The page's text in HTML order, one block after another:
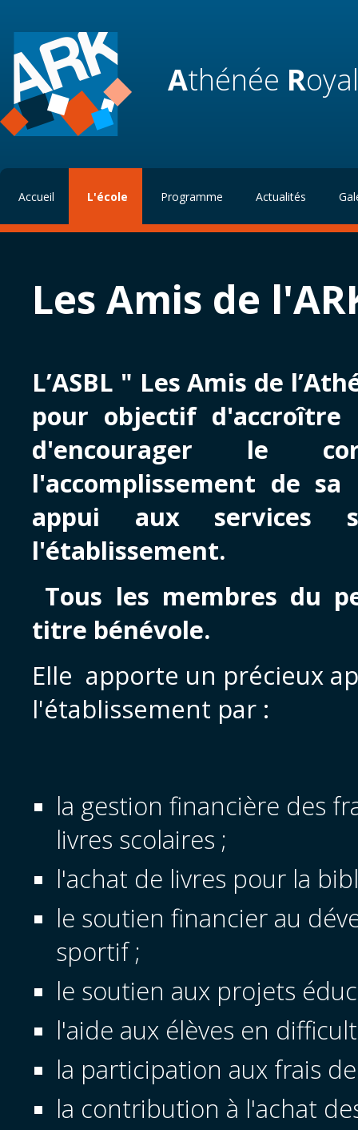
Athénée R
Accueil L'école Programme Actualités
Les Amis de
L’ASBL " Les Amis de
pour objectif d'accroître
d'encourager le
l'accomplissement de
appui aux services
l'établissement.
Tous les membres du
titre bénévole.
Elle apporte un précieux
l'établissement par :
la gestion financière des
livres scolaires ;
l'achat de livres pour la
le soutien financier au
sportif ;
le soutien aux projets
l'aide aux élèves en
la participation aux frais
la contribution à l'achat